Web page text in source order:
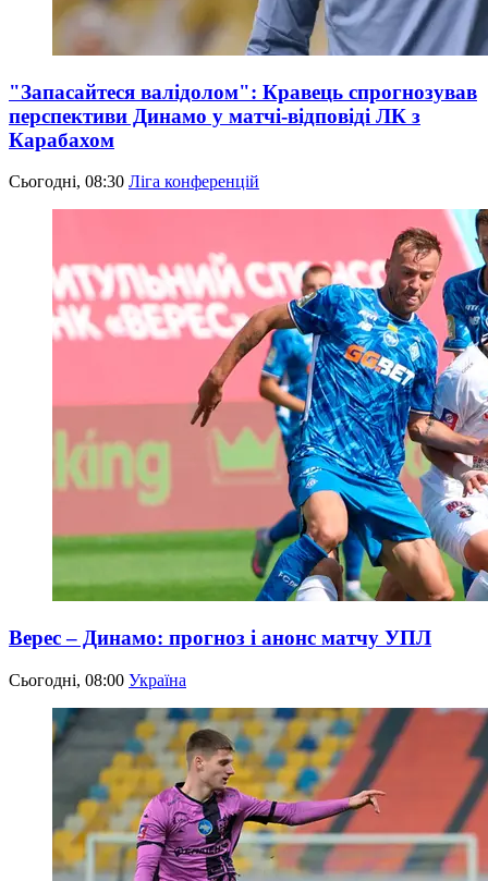
"Запасайтеся валідолом": Кравець спрогнозував
перспективи Динамо у матчі-відповіді ЛК з
Карабахом
Сьогодні, 08:30 Ліга конференцій
Верес – Динамо: прогноз і анонс матчу УПЛ
Сьогодні, 08:00 Україна